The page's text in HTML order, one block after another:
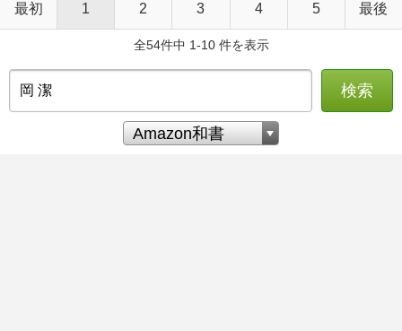
最初 1 2 3 4 5 最後
全54件中 1-10 件を表示
検索